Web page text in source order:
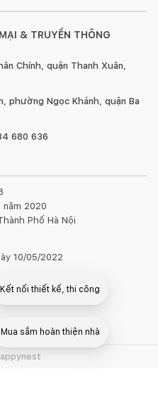
không có ánh nắng trực
mái hiên. Khi trời quá nắng
lên trên để tránh cho gỗ bị
làm mới bàn ghế với dầu
dầu bảo quản này có các
sợi gỗ, giúp tăng khả năng
nấm mốc... và co giãn theo
khả năng bảo vệ đồ gỗ
trì sản phẩm bạn nên chọn
mưa. Trước tiên, hãy làm
& TRUYỀN THÔNG
Chính, quận Thanh Xuân,
phường Ngọc Khánh, quận Ba
680 636
năm 2020
Phố Hà Nội
10/05/2022
Kết nối thiết kế, thi công
Mua sắm hoàn thiện nhà